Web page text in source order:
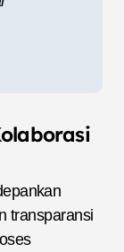
transparansi